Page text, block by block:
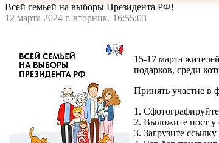
Всей семьей на выборы Президента РФ!
12 марта 2024 г. вторник, 16:55:03
15-17 марта
подарков, среди
Принять участие в
1.
2. Выложите пост у
3. Загрузите